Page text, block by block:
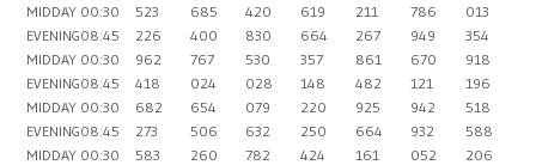
MIDDAY 00:30 523 685 420 619 211 786
013
EVENING08:45 226 400 830 664 267 949
354
MIDDAY 00:30 962 767 530 357 861 670
918
EVENING08:45 418 024 028 148 482 121
196
MIDDAY 00:30 682 654 079 220 925 942
518
EVENING08:45 273 506 632 250 664 932
588
MIDDAY 00:30 583 260 782 424 161 052
206